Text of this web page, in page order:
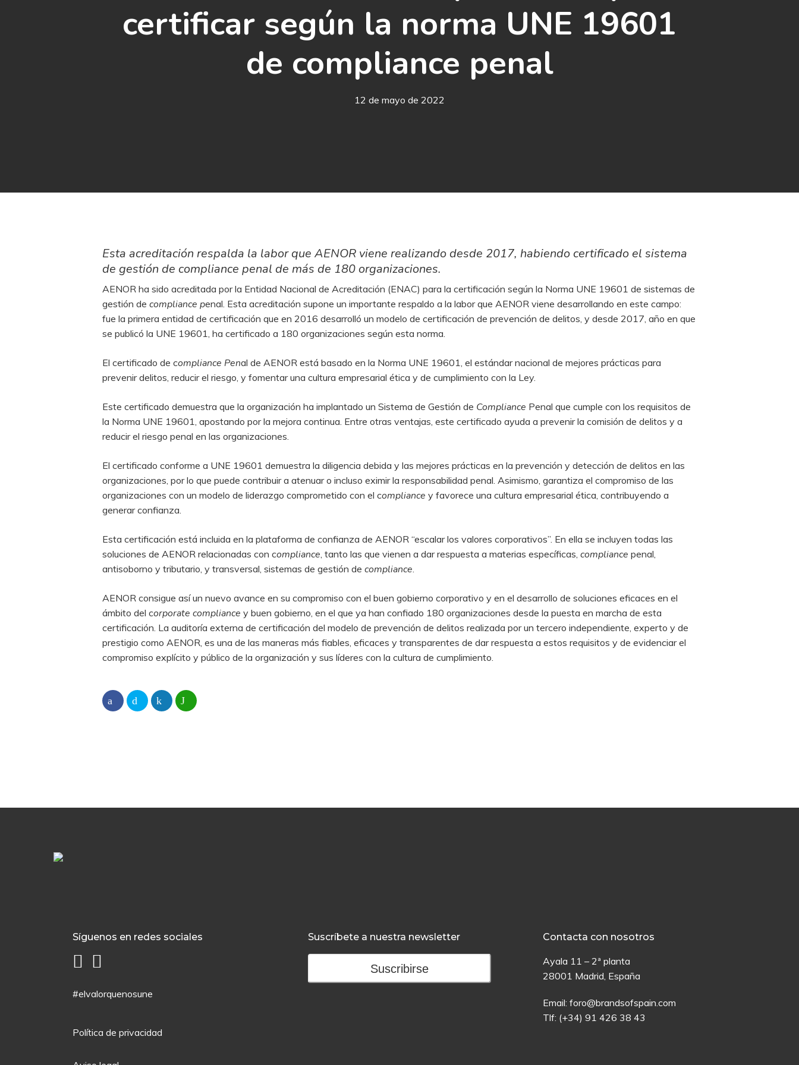
certificar según la norma UNE 19601
de compliance penal
12 de mayo de 2022
Esta acreditación respalda la labor que AENOR viene realizando desde 2017, habiendo certificado el sistema
de gestión de compliance penal de más de 180 organizaciones.
AENOR ha sido acreditada por la Entidad Nacional de Acreditación (ENAC) para la certificación según la Norma UNE 19601 de sistemas de
gestión de compliance penal. Esta acreditación supone un importante respaldo a la labor que AENOR viene desarrollando en este campo:
fue la primera entidad de certificación que en 2016 desarrolló un modelo de certificación de prevención de delitos, y desde 2017, año en que
se publicó la UNE 19601, ha certificado a 180 organizaciones según esta norma.
El certificado de compliance Penal de AENOR está basado en la Norma UNE 19601, el estándar nacional de mejores prácticas para
prevenir delitos, reducir el riesgo, y fomentar una cultura empresarial ética y de cumplimiento con la Ley.
Este certificado demuestra que la organización ha implantado un Sistema de Gestión de Compliance Penal que cumple con los requisitos de
la Norma UNE 19601, apostando por la mejora continua. Entre otras ventajas, este certificado ayuda a prevenir la comisión de delitos y a
reducir el riesgo penal en las organizaciones.
El certificado conforme a UNE 19601 demuestra la diligencia debida y las mejores prácticas en la prevención y detección de delitos en las
organizaciones, por lo que puede contribuir a atenuar o incluso eximir la responsabilidad penal. Asimismo, garantiza el compromiso de las
organizaciones con un modelo de liderazgo comprometido con el compliance y favorece una cultura empresarial ética, contribuyendo a
generar confianza.
Esta certificación está incluida en la plataforma de confianza de AENOR “escalar los valores corporativos”. En ella se incluyen todas las
soluciones de AENOR relacionadas con compliance, tanto las que vienen a dar respuesta a materias específicas, compliance penal,
antisoborno y tributario, y transversal, sistemas de gestión de compliance.
AENOR consigue así un nuevo avance en su compromiso con el buen gobierno corporativo y en el desarrollo de soluciones eficaces en el
ámbito del corporate compliance y buen gobierno, en el que ya han confiado 180 organizaciones desde la puesta en marcha de esta
certificación. La auditoría externa de certificación del modelo de prevención de delitos realizada por un tercero independiente, experto y de
prestigio como AENOR, es una de las maneras más fiables, eficaces y transparentes de dar respuesta a estos requisitos y de evidenciar el
compromiso explícito y público de la organización y sus líderes con la cultura de cumplimiento.
Síguenos en redes sociales
#elvalorquenosune
Política de privacidad
Suscríbete a nuestra newsletter
Suscribirse
Contacta con nosotros
Ayala 11 – 2ª planta
28001 Madrid, España
Email:foro@brandsofspain.com
Tlf: (+34) 91 426 38 43